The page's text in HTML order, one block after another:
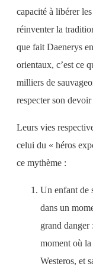
capacité à libérer
réinventer la
que fait Daenerys
orientaux, c’est ce
milliers de
respecter son
Leurs vies
celui du « héros
ce mythème :
Un enfant de
dans un
grand danger
moment où
Westeros, et